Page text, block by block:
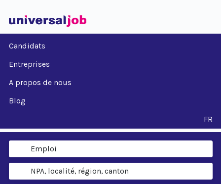
Candidats
Entreprises
A propos de nous
Blog
FR